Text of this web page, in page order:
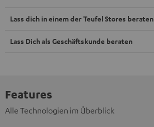
Lass dich in einem der Teufel Stores beraten
Lass Dich als Geschäftskunde beraten
Features
Alle Technologien im Überblick